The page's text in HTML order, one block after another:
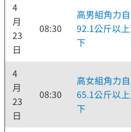
4
月
23
日
08:30
高男組角力
92.1公斤以
下
4
月
23
日
08:30
高女組角力
65.1公斤以
下